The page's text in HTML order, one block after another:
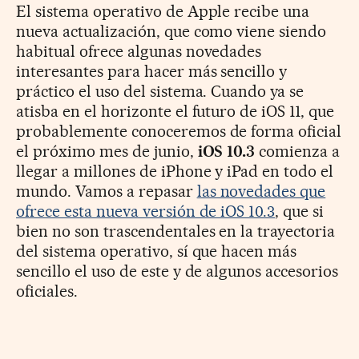
El sistema operativo de Apple recibe una
nueva actualización, que como viene siendo
habitual ofrece algunas novedades
interesantes para hacer más sencillo y
práctico el uso del sistema. Cuando ya se
atisba en el horizonte el futuro de iOS 11, que
probablemente conoceremos de forma oficial
el próximo mes de junio, iOS 10.3 comienza a
llegar a millones de iPhone y iPad en todo el
mundo. Vamos a repasar las novedades que
ofrece esta nueva versión de iOS 10.3, que si
bien no son trascendentales en la trayectoria
del sistema operativo, sí que hacen más
sencillo el uso de este y de algunos accesorios
oficiales.